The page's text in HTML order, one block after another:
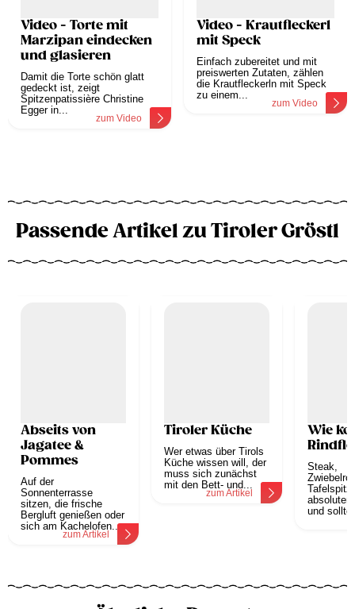
Video - Torte mit
Marzipan eindecken
und glasieren
Damit die Torte schön glatt
gedeckt ist, zeigt
Spitzenpatissière Christine
Egger in...
zum Video
Video - Krautfleckerl
mit Speck
Einfach zubereitet und mit
preiswerten Zutaten, zählen
die Krautfleckerln mit Speck
zu einem...
zum Video
Passende Artikel zu Tiroler Gröstl
Abseits von
Jagatee &
Pommes
Auf der
Sonnenterrasse
sitzen, die frische
Bergluft genießen oder
sich am Kachelofen...
zum Artikel
Tiroler Küche
Wer etwas über Tirols
Küche wissen will, der
muss sich zunächst
mit den Bett- und...
zum Artikel
Wie
Steak,
Tafelspitz
und